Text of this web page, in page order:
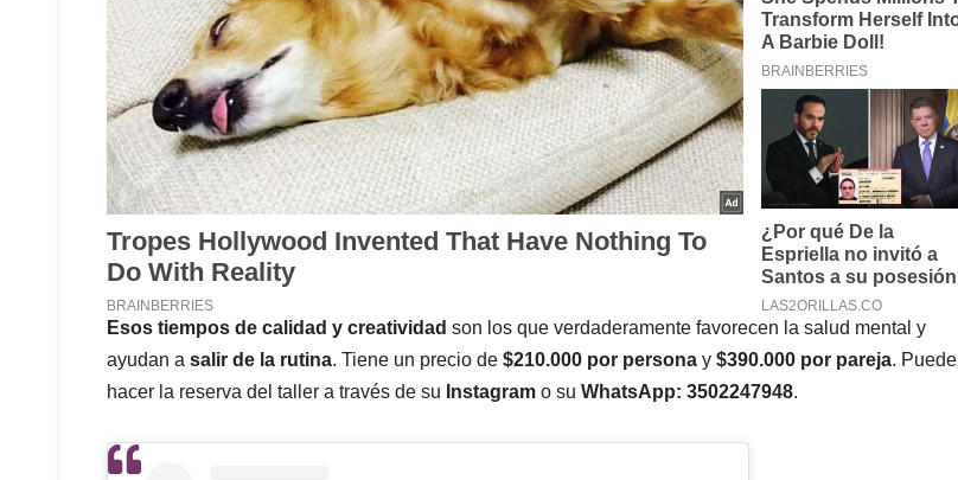
Esos tiempos de calidad y creatividad son los que verdaderamente favorecen la salud mental y
ayudan a salir de la rutina. Tiene un precio de $210.000 por persona y $390.000 por pareja. Puede
hacer la reserva del taller a través de su Instagram o su WhatsApp: 3502247948.